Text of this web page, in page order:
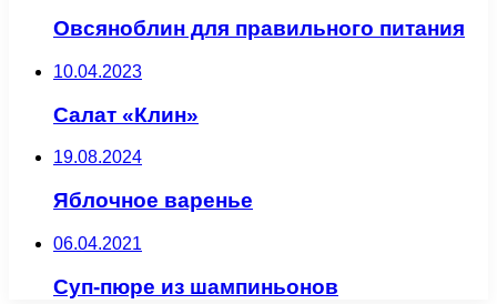
Овсяноблин для правильного питания
10.04.2023
Салат «Клин»
19.08.2024
Яблочное варенье
06.04.2021
Суп-пюре из шампиньонов